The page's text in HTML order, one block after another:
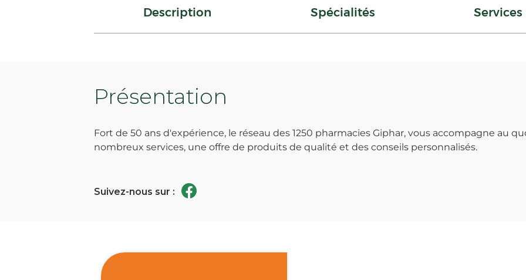
Description Spécialités Services
Présentation
Fort de 50 ans d'expérience, le réseau des 1250 pharmacies Giphar, vous accompagne au
nombreux services, une offre de produits de qualité et des conseils personnalisés.
Suivez-nous sur :